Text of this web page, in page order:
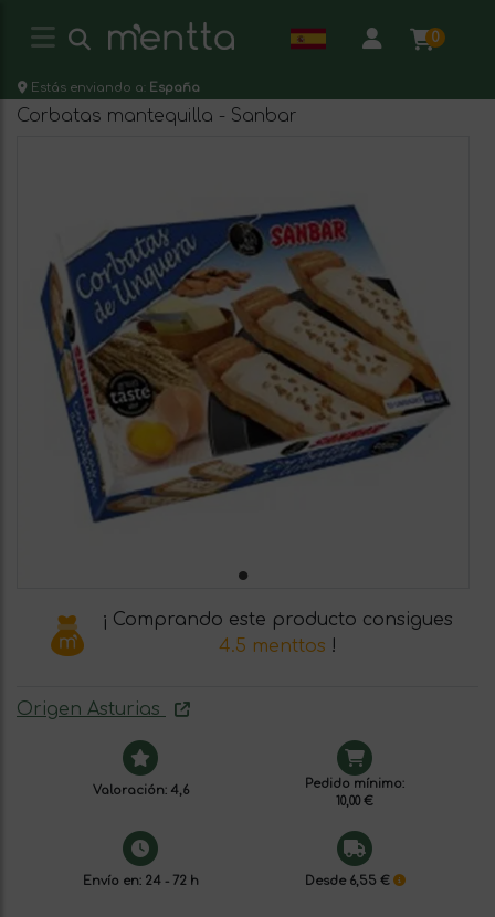
0
Estás enviando a: España
Corbatas mantequilla - Sanbar
¡ Comprando este producto consigues
4.5 menttos !
Origen Asturias
Valoración: 4,6
Pedido mínimo:
10,00 €
Envío en: 24 - 72 h Desde 6,55 €